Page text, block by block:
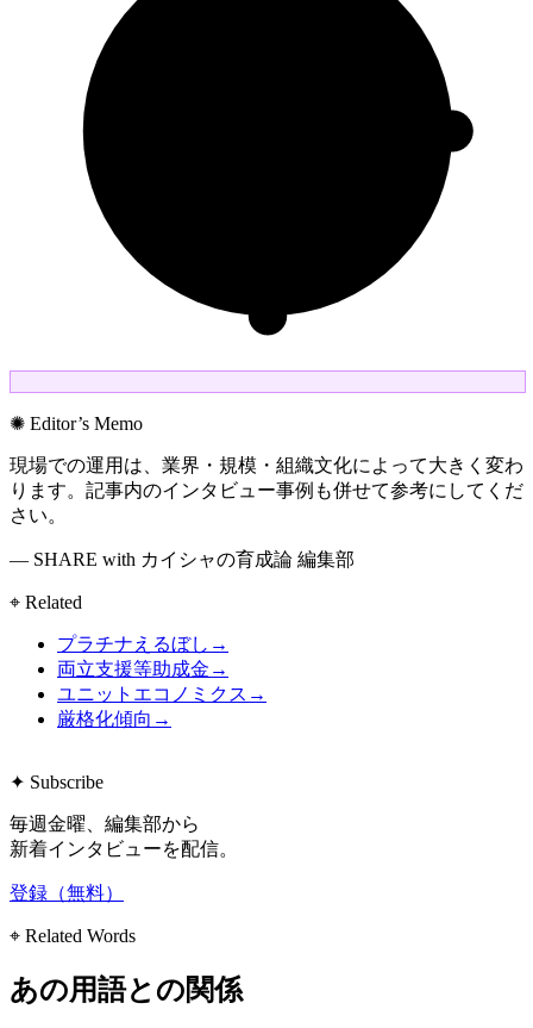
✺ Editor’s Memo
現場での運用は、業界・規模・組織文化によって大きく変わ
ります。記事内のインタビュー事例も併せて参考にしてくだ
さい。
— SHARE with カイシャの育成論 編集部
⌖ Related
プラチナえるぼし →
両立支援等助成金 →
ユニットエコノミクス →
厳格化傾向 →
✦ Subscribe
毎週金曜、編集部から
新着インタビューを配信。
登録（無料）
⌖ Related Words
あの用語との関係